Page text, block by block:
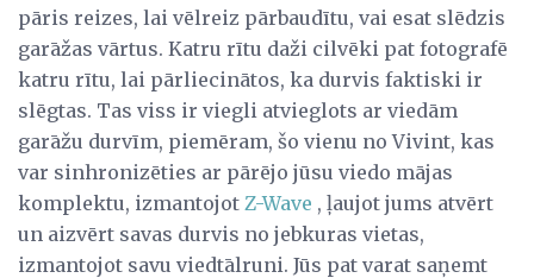
pāris reizes, lai vēlreiz pārbaudītu, vai esat slēdzis
garāžas vārtus. Katru rītu daži cilvēki pat fotografē
katru rītu, lai pārliecinātos, ka durvis faktiski ir
slēgtas. Tas viss ir viegli atvieglots ar viedām
garāžu durvīm, piemēram, šo vienu no Vivint, kas
var sinhronizēties ar pārējo jūsu viedo mājas
komplektu, izmantojot Z-Wave , ļaujot jums atvērt
un aizvērt savas durvis no jebkuras vietas,
izmantojot savu viedtālruni. Jūs pat varat saņemt